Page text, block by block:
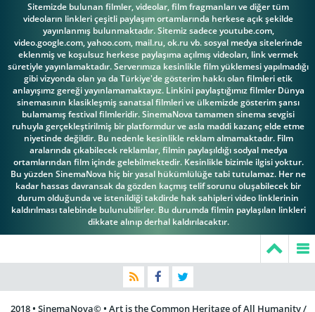
Sitemizde bulunan filmler, videolar, film fragmanları ve diğer tüm
videoların linkleri çeşitli paylaşım ortamlarında herkese açık şekilde
yayınlanmış bulunmaktadır. Sitemiz sadece youtube.com,
video.google.com, yahoo.com, mail.ru, ok.ru vb. sosyal medya sitelerinde
eklenmiş ve koşulsuz herkese paylaşıma açılmış videoları, link vermek
süretiyle yayınlamaktadır. Serverımıza kesinlikle film yüklemesi yapılmadığı
gibi vizyonda olan ya da Türkiye'de gösterim hakkı olan filmleri etik
anlayışımz gereği yayınlamamaktayız. Linkini paylaştığımız filmler Dünya
sinemasının klasikleşmiş sanatsal filmleri ve ülkemizde gösterim şansı
bulamamış festival filmleridir. SinemaNova tamamen sinema sevgisi
ruhuyla gerçekleştirilmiş bir platformdur ve asla maddi kazanç elde etme
niyetinde değildir. Bu nedenle kesinlikle reklam almamaktadır. Film
aralarında çıkabilecek reklamlar, filmin paylaşıldığı sodyal medya
ortamlarından film içinde gelebilmektedir. Kesinlikle bizimle ilgisi yoktur.
Bu yüzden SinemaNova hiç bir yasal hükümlülüğe tabi tutulamaz. Her ne
kadar hassas davransak da gözden kaçmış telif sorunu oluşabilecek bir
durum olduğunda ve istenildiği takdirde hak sahipleri video linklerinin
kaldırılması talebinde bulunubilirler. Bu durumda filmin paylaşılan linkleri
dikkate alınıp derhal kaldırılacaktır.
2018 • SinemaNova© • Art is the Common Heritage of All Humanity /